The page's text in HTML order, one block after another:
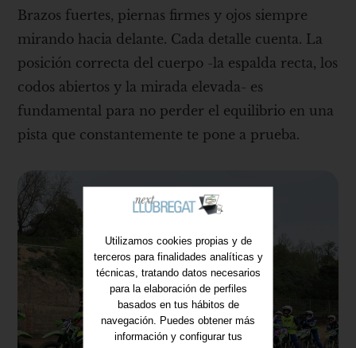
Brazos fuertes, piernas firmes y ojos siempre
mirando hacia delante. Cada detalle cuenta. La
posición correcta del cuerpo -la espalda recta, los
codos abiertos y la mirada elevada- es
fundamental para no perder el equilibrio en una
pista que constantemente te pone a prueba.
Utilizamos cookies propias y de
terceros para finalidades analíticas y
técnicas, tratando datos necesarios
para la elaboración de perfiles
basados en tus hábitos de
navegación. Puedes obtener más
información y configurar tus